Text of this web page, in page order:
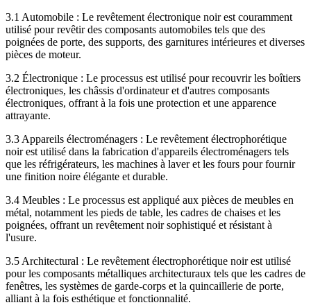
3.1 Automobile : Le revêtement électronique noir est couramment
utilisé pour revêtir des composants automobiles tels que des
poignées de porte, des supports, des garnitures intérieures et diverses
pièces de moteur.
3.2 Électronique : Le processus est utilisé pour recouvrir les boîtiers
électroniques, les châssis d'ordinateur et d'autres composants
électroniques, offrant à la fois une protection et une apparence
attrayante.
3.3 Appareils électroménagers : Le revêtement électrophorétique
noir est utilisé dans la fabrication d'appareils électroménagers tels
que les réfrigérateurs, les machines à laver et les fours pour fournir
une finition noire élégante et durable.
3.4 Meubles : Le processus est appliqué aux pièces de meubles en
métal, notamment les pieds de table, les cadres de chaises et les
poignées, offrant un revêtement noir sophistiqué et résistant à
l'usure.
3.5 Architectural : Le revêtement électrophorétique noir est utilisé
pour les composants métalliques architecturaux tels que les cadres de
fenêtres, les systèmes de garde-corps et la quincaillerie de porte,
alliant à la fois esthétique et fonctionnalité.